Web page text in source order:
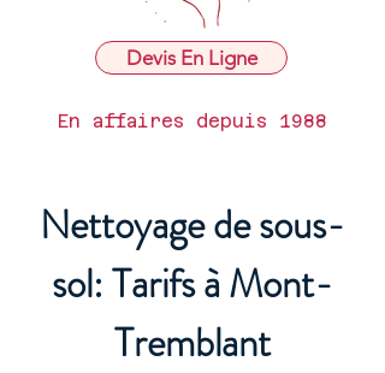
Devis En Ligne
En affaires depuis 1988
Nettoyage de sous-
sol: Tarifs à Mont-
Tremblant